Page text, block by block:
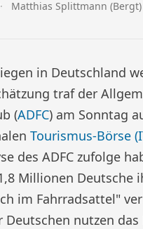
Autor:
Matthias Splittmann (Bergt)
in Deutschland
traf der
(ADFC) am Sonntag
Tourismus-Börse
des ADFC zufolge
Millionen Deutsche
im Fahrradsattel"
Deutschen nutzen